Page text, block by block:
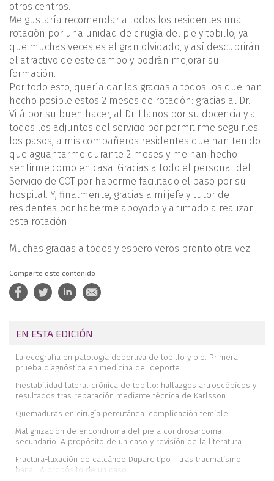
otros centros.
Me gustaría recomendar a todos los residentes una
rotación por una unidad de cirugía del pie y tobillo, ya
que muchas veces es el gran olvidado, y así descubrirán
el atractivo de este campo y podrán mejorar su
formación.
Por todo esto, quería dar las gracias a todos los que han
hecho posible estos 2 meses de rotación: gracias al Dr.
Vilá por su buen hacer, al Dr. Llanos por su docencia y a
todos los adjuntos del servicio por permitirme seguirles
los pasos, a mis compañeros residentes que han tenido
que aguantarme durante 2 meses y me han hecho
sentirme como en casa. Gracias a todo el personal del
Servicio de COT por haberme facilitado el paso por su
hospital. Y, finalmente, gracias a mi jefe y tutor de
residentes por haberme apoyado y animado a realizar
esta rotación.
Muchas gracias a todos y espero veros pronto otra vez.
Comparte este contenido
EN ESTA EDICIÓN
La ecografía en patología deportiva de tobillo y pie. Primera
prueba diagnóstica en medicina del deporte
Inestabilidad lateral crónica de tobillo: hallazgos artroscópicos y
resultados tras reparación mediante técnica de Karlsson
Quemaduras en cirugía percutánea: complicación temible
Malignización de encondroma del pie a condrosarcoma
secundario. A propósito de un caso y revisión de la literatura
Fractura-luxación de calcáneo Duparc tipo II tras traumatismo
banal. A propósito de un caso